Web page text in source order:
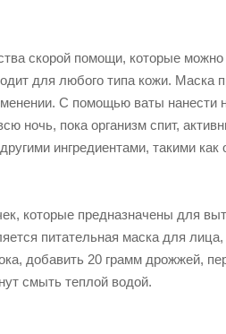
скорой помощи, которые
для любого типа кожи. Маска
С помощью ваты
ночь, пока организм спит,
ингредиентами, такими
которые предназначены для
питательная маска для
добавить 20 грамм дрожжей,
смыть теплой водой.